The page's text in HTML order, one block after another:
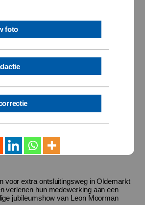
foto
voor extra ontsluitingsweg in Oldemarkt
verlenen hun medewerking aan een
jubileumshow van Leon Moorman